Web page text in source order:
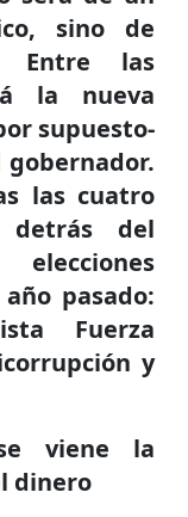
sino de
Entre las
la nueva
supuesto-
las cuatro
detrás del
pasado:
Fuerza
y
viene la
dinero